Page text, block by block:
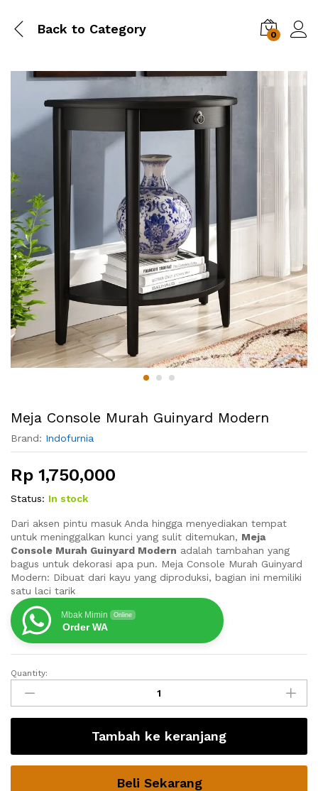
Back to Category 0
Meja Console Murah Guinyard Modern
Brand: Indofurnia
Rp 1,750,000
Status: In stock
Dari aksen pintu masuk Anda hingga menyediakan tempat
untuk meninggalkan kunci yang sulit ditemukan, Meja
Console Murah Guinyard Modern adalah tambahan yang
bagus untuk dekorasi apa pun. Meja Console Murah Guinyard
Modern: Dibuat dari kayu yang diproduksi, bagian ini memiliki
satu laci tarik
Mbak Mimin Online
Order WA
Meja
Console
Murah
Guinyard
quantity
Quantity:
Tambah ke keranjang
Beli Sekarang